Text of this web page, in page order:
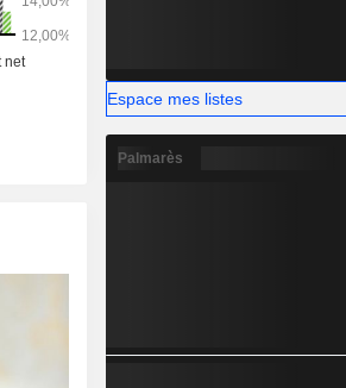
Espace mes listes
Palmarès